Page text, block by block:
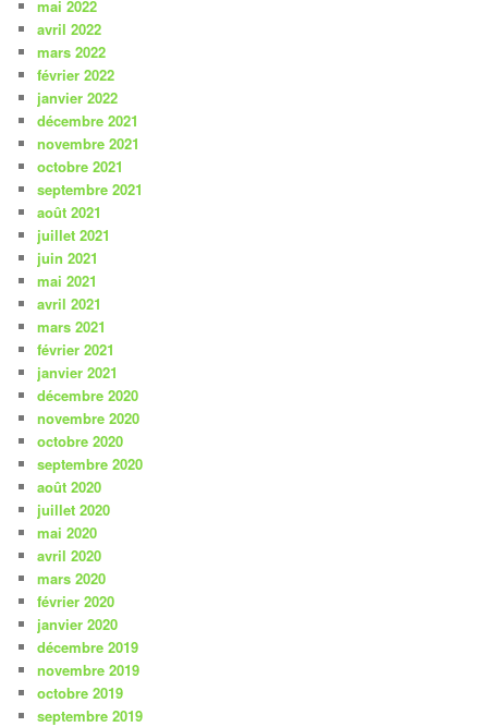
mai 2022
avril 2022
mars 2022
février 2022
janvier 2022
décembre 2021
novembre 2021
octobre 2021
septembre 2021
août 2021
juillet 2021
juin 2021
mai 2021
avril 2021
mars 2021
février 2021
janvier 2021
décembre 2020
novembre 2020
octobre 2020
septembre 2020
août 2020
juillet 2020
mai 2020
avril 2020
mars 2020
février 2020
janvier 2020
décembre 2019
novembre 2019
octobre 2019
septembre 2019